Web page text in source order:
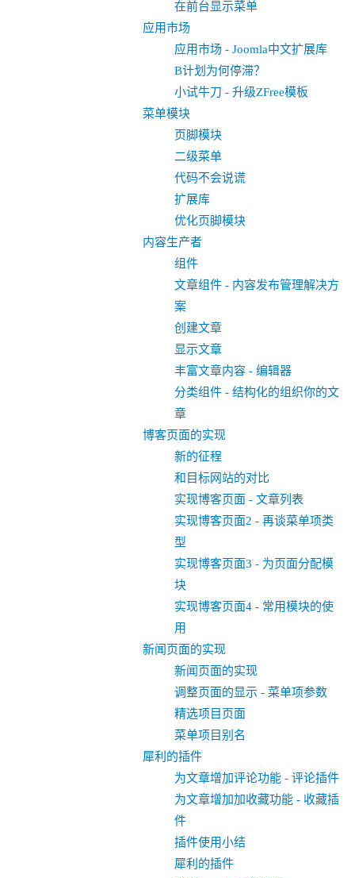
在前台显示菜单
应用市场
应用市场 - Joomla中文扩展库
B计划为何停滞？
小试牛刀 - 升级ZFree模板
菜单模块
页脚模块
二级菜单
代码不会说谎
扩展库
优化页脚模块
内容生产者
组件
文章组件 - 内容发布管理解决方
案
创建文章
显示文章
丰富文章内容 - 编辑器
分类组件 - 结构化的组织你的文
章
博客页面的实现
新的征程
和目标网站的对比
实现博客页面 - 文章列表
实现博客页面2 - 再谈菜单项类
型
实现博客页面3 - 为页面分配模
块
实现博客页面4 - 常用模块的使
用
新闻页面的实现
新闻页面的实现
调整页面的显示 - 菜单项参数
精选项目页面
菜单项目别名
犀利的插件
为文章增加评论功能 - 评论插件
为文章增加加收藏功能 - 收藏插
件
插件使用小结
犀利的插件